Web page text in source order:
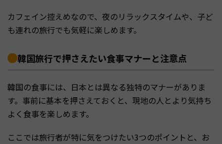
カフェイン控えめなので、夜のリラックスタイムや、子ど
も連れの旅行でも気軽に楽しめます。
韓国旅行で押さえたい食事マナーと注意点
韓国の食事には、日本とは異なる独特のマナーがありま
す。事前に基本を押さえておくと、現地の人とより気持ち
よく食事を楽しめます。
ここでは旅行者が特に気をつけたい3つのポイントと、お